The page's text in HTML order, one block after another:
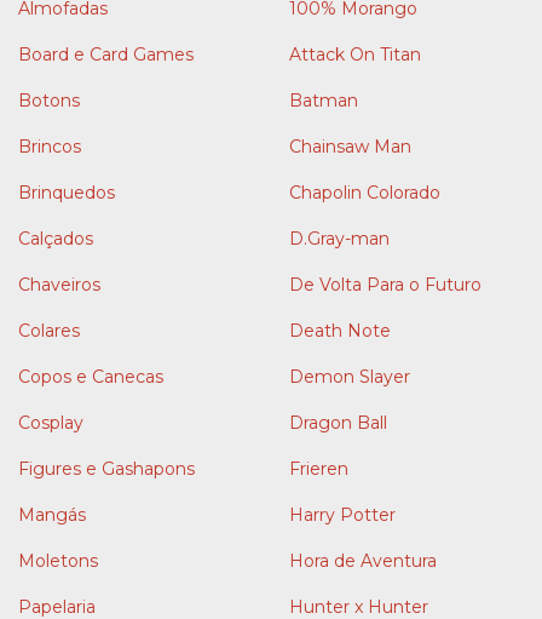
Almofadas
Board e Card Games
Botons
Brincos
Brinquedos
Calçados
Chaveiros
Colares
Copos e Canecas
Cosplay
Figures e Gashapons
Mangás
Moletons
Papelaria
100% Morango
Attack On Titan
Batman
Chainsaw Man
Chapolin Colorado
D.Gray-man
De Volta Para o Futuro
Death Note
Demon Slayer
Dragon Ball
Frieren
Harry Potter
Hora de Aventura
Hunter x Hunter